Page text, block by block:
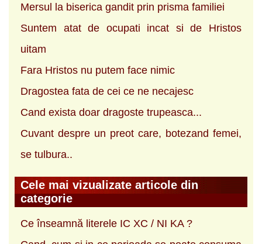
Mersul la biserica gandit prin prisma familiei
Suntem atat de ocupati incat si de Hristos
uitam
Fara Hristos nu putem face nimic
Dragostea fata de cei ce ne necajesc
Cand exista doar dragoste trupeasca...
Cuvant despre un preot care, botezand femei,
se tulbura..
Cele mai vizualizate articole din
categorie
Ce înseamnă literele IC XC / NI KA ?